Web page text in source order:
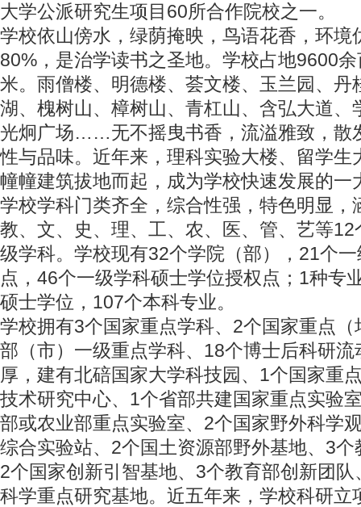
大学公派研究生项目60所合作院校之一。
学校依山傍水，绿荫掩映，鸟语花香，环境
80%，是治学读书之圣地。学校占地9600
米。雨僧楼、明德楼、荟文楼、玉兰园、丹
湖、槐树山、樟树山、青杠山、含弘大道、
光炯广场……无不摇曳书香，流溢雅致，散
性与品味。近年来，理科实验大楼、留学生
幢幢建筑拔地而起，成为学校快速发展的一
学校学科门类齐全，综合性强，特色明显，
教、文、史、理、工、农、医、管、艺等
级学科。学校现有32个学院（部），21个
点，46个一级学科硕士学位授权点；1种专
硕士学位，107个本科专业。
学校拥有3个国家重点学科、2个国家重点
部（市）一级重点学科、18个博士后科研
厚，建有北碚国家大学科技园、1个国家重
技术研究中心、1个省部共建国家重点实验
部或农业部重点实验室、2个国家野外科学
综合实验站、2个国土资源部野外基地、3
2个国家创新引智基地、3个教育部创新团
科学重点研究基地。近五年来，学校科研立